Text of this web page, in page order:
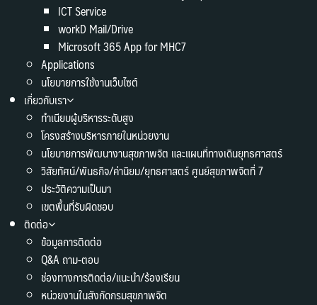
ICT Service
workD Mail/Drive
Microsoft 365 App for MHC7
Applications
นโยบายการใช้งานเว็บไซต์
เกี่ยวกับเรา
ทำเนียบผู้บริหารระดับสูง
โครงสร้างบริหารภายในหน่วยงาน
นโยบายการพัฒนางานสุขภาพจิต และแผนที่ทางเดินยุทธศาสตร์
วิสัยทัศน์/พันธกิจ/ค่านิยม/ยุทธศาสตร์ ศูนย์สุขภาพจิตที่ 7
ประวัติความเป็นมา
เขตพื้นที่รับผิดชอบ
ติดต่อ
ข้อมูลการติดต่อ
Q&A ถาม-ตอบ
ช่องทางการติดต่อ/แนะนำ/ร้องเรียน
หน่วยงานในสังกัดกรมสุขภาพจิต